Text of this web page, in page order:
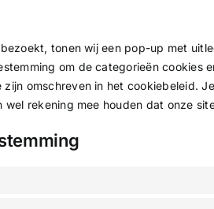
tonen wij een pop-up met
om de categorieën cookies
omschreven in het cookiebeleid.
rekening mee houden dat onze